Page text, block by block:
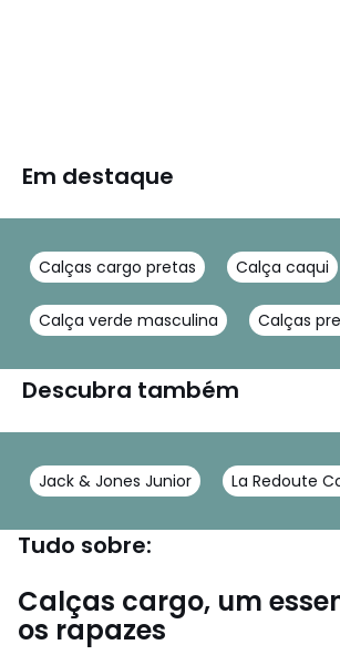
Em destaque
Calças cargo pretas Calça caqui
Calça verde masculina Calças
Descubra também
Jack & Jones Junior La Redoute
Tudo sobre:
Calças cargo, um
os rapazes